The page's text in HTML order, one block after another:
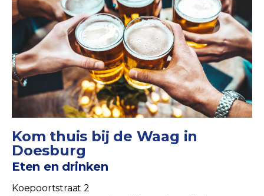
Kom thuis bij de Waag in
Doesburg
Eten en drinken
Koepoortstraat 2